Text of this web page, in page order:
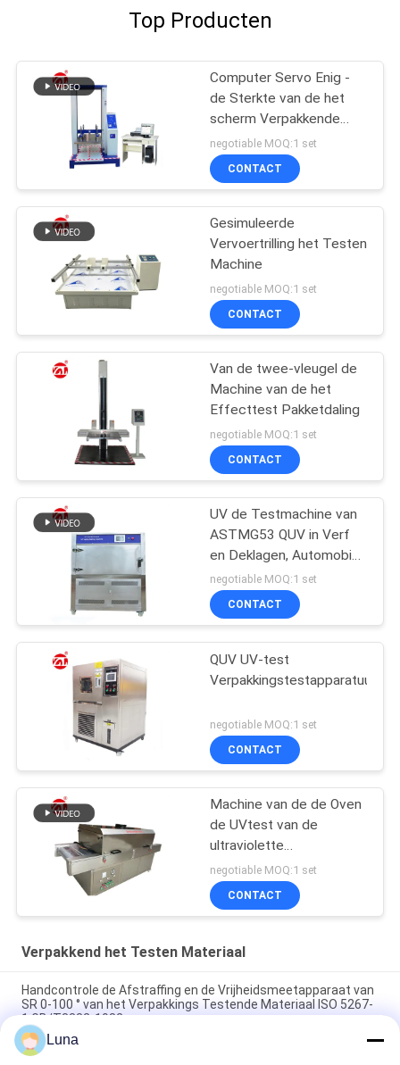
Top Producten
Computer Servo Enig -
de Sterkte van de het
scherm Verpakkende
Compressie het Testen
Machine
negotiable MOQ:1 set
CONTACT
Gesimuleerde
Vervoertrilling het Testen
Machine
negotiable MOQ:1 set
CONTACT
Van de twee-vleugel de
Machine van de het
Effecttest Pakketdaling
negotiable MOQ:1 set
CONTACT
UV de Testmachine van
ASTMG53 QUV in Verf
en Deklagen, Automobiel,
Plastieken Enz.
negotiable MOQ:1 set
CONTACT
QUV UV-test
Verpakkingstestapparatuur
negotiable MOQ:1 set
CONTACT
Machine van de de Oven
de UVtest van de
ultraviolette
Stralingssterilisatie voor
Gezichtsmaskers,
UVsterilisatormachine
negotiable MOQ:1 set
CONTACT
Verpakkend het Testen Materiaal
Handcontrole de Afstraffing en de Vrijheidsmeetapparaat van
SR 0-100 ° van het Verpakkings Testende Materiaal ISO 5267-
1 GB/T3332-1982
20W versneld het Doorstaan van het UV de Lamp van de
Luna